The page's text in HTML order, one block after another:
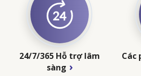
24/7/365 Hỗ trợ lâm
sàng
Các